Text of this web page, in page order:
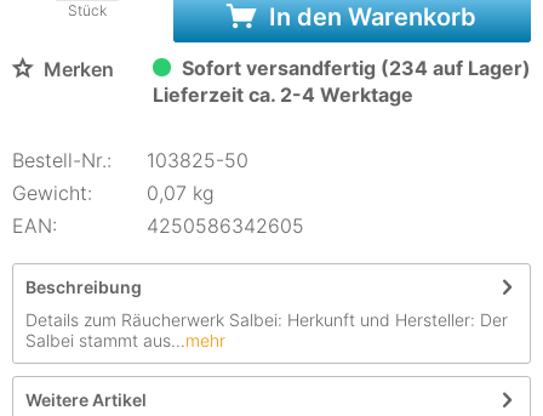
Stück In den Warenkorb
Merken
Sofort versandfertig (234 auf Lager)
Lieferzeit ca. 2-4 Werktage
Bestell-Nr.:
103825-50
Gewicht:
0,07 kg
EAN:
4250586342605
Beschreibung
Details zum Räucherwerk Salbei: Herkunft und Hersteller: Der
Salbei stammt aus...mehr
Weitere Artikel